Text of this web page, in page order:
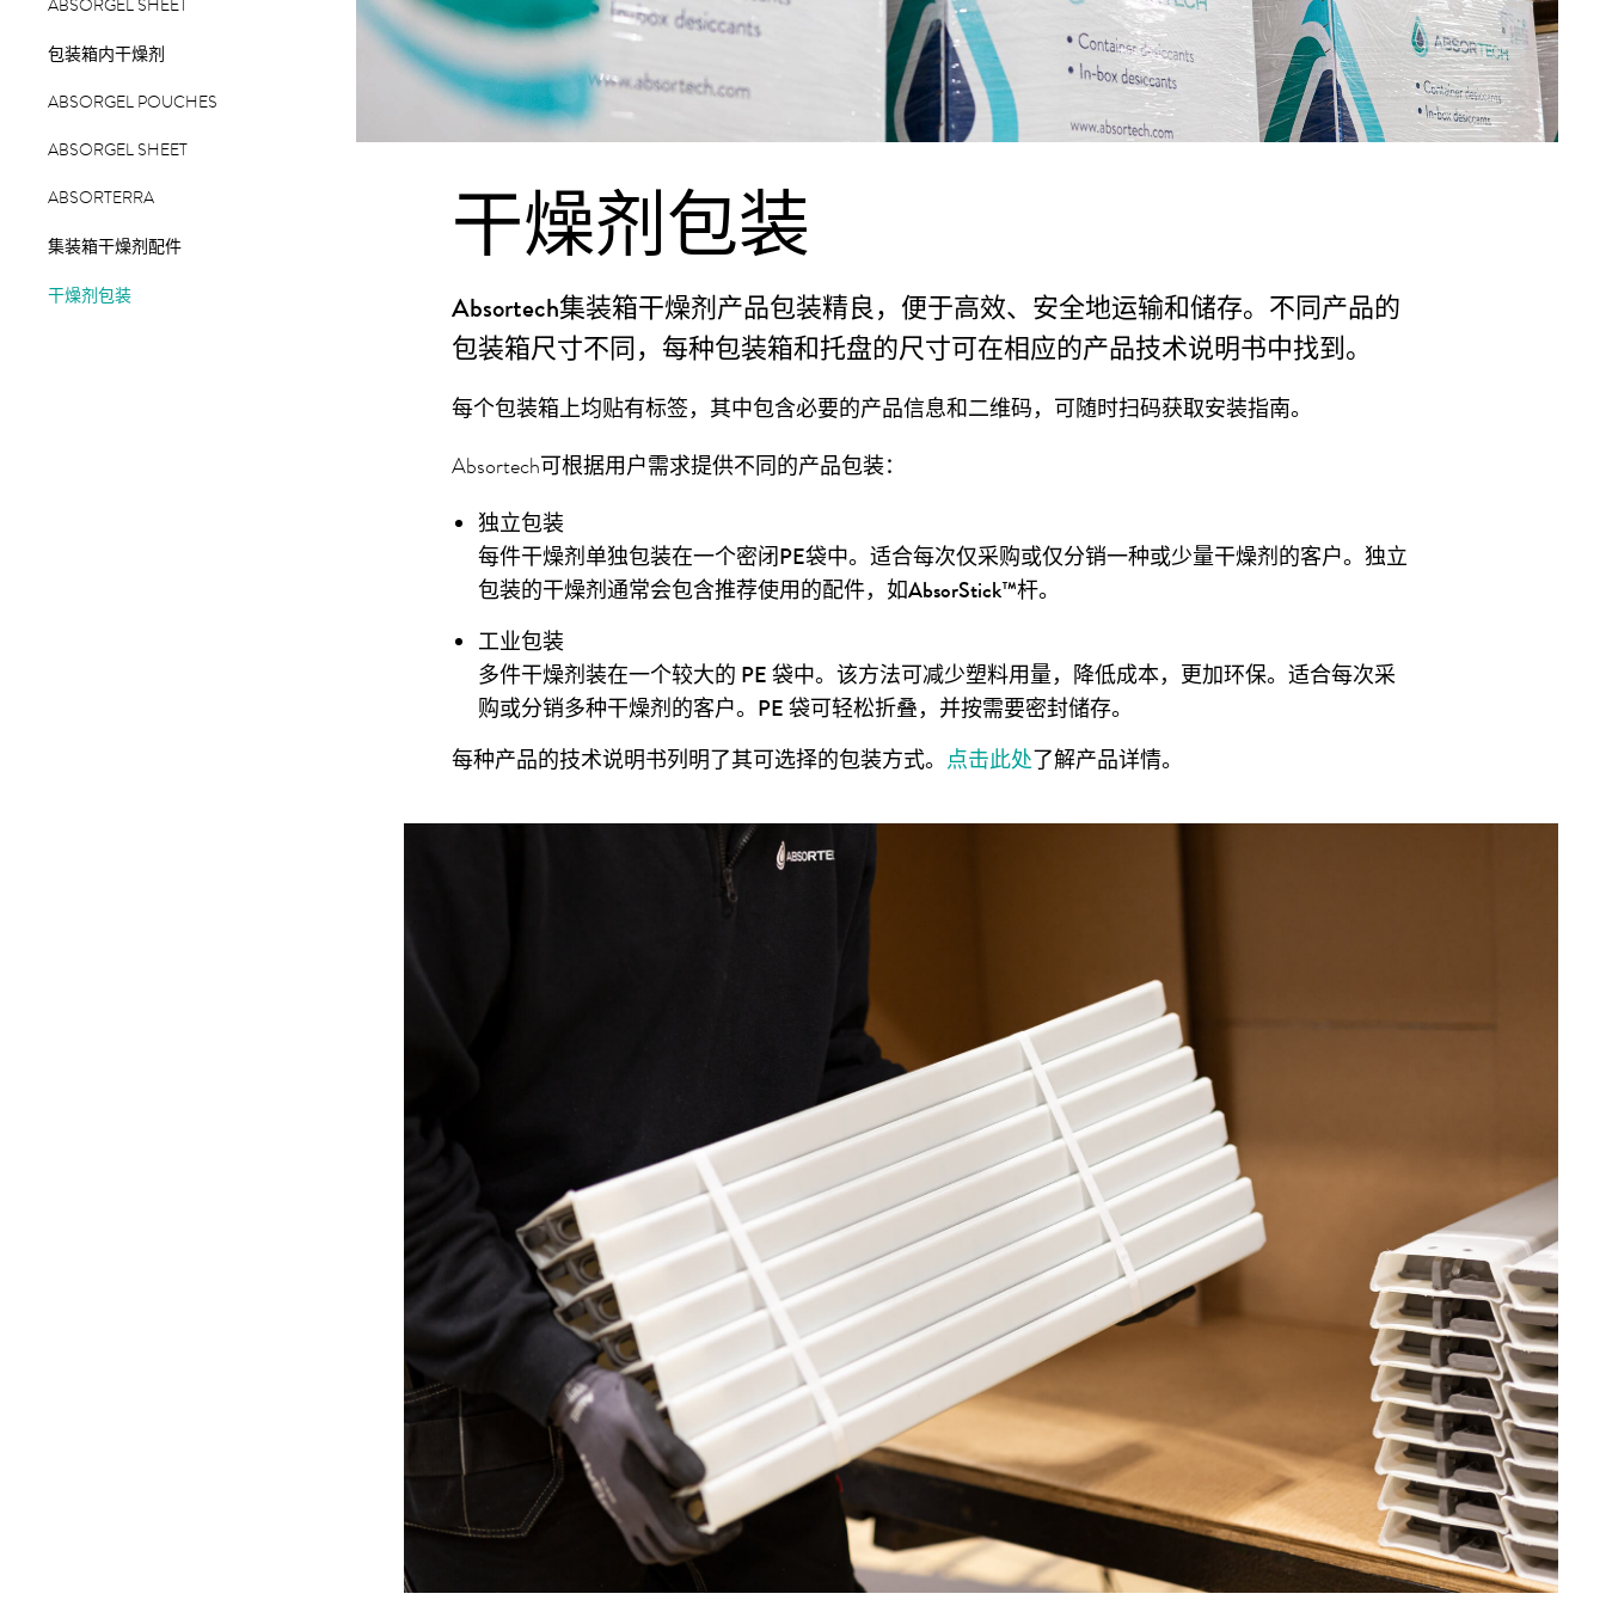
ABSORGEL SHEET
包装箱内干燥剂
ABSORGEL POUCHES
ABSORGEL SHEET
ABSORTERRA
集装箱干燥剂配件
干燥剂包装
干燥剂包装
Absortech集装箱干燥剂产品包装精良，便于高效、安全地运输和储存。不同产品的
包装箱尺寸不同，每种包装箱和托盘的尺寸可在相应的产品技术说明书中找到。
每个包装箱上均贴有标签，其中包含必要的产品信息和二维码，可随时扫码获取安装指南。
Absortech可根据用户需求提供不同的产品包装：
独立包装
每件干燥剂单独包装在一个密闭PE袋中。适合每次仅采购或仅分销一种或少量干燥剂的客户。独立
包装的干燥剂通常会包含推荐使用的配件，如AbsorStick™杆。
工业包装
多件干燥剂装在一个较大的 PE 袋中。该方法可减少塑料用量，降低成本，更加环保。适合每次采
购或分销多种干燥剂的客户。PE 袋可轻松折叠，并按需要密封储存。
每种产品的技术说明书列明了其可选择的包装方式。 点击此处了解产品详情。